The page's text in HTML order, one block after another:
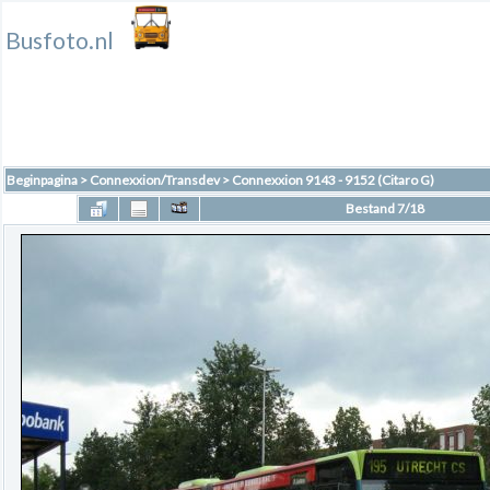
Busfoto.nl
Beginpagina > Connexxion/Transdev> Connexxion 9143 - 9152 (Citaro G)
Bestand 7/18